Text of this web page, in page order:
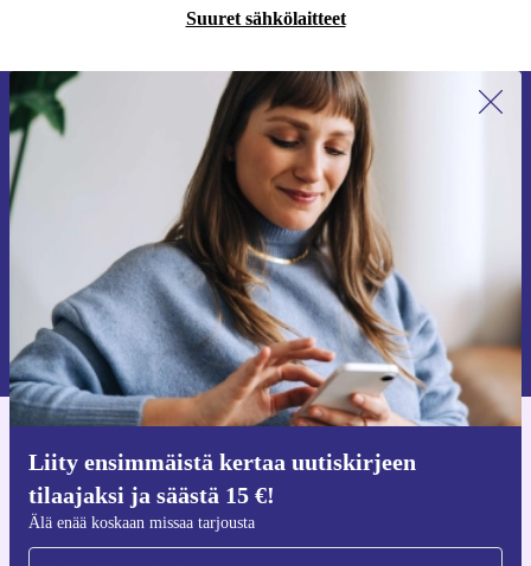
Suuret sähkölaitteet
Liity ensimmäistä kertaa uutiskirjeen
tilaajaksi ja säästä 15 €!
Älä enää koskaan missaa tarjousta
Liity ensimmäistä kertaa uutiskirjeen
tilaajaksi ja säästä 15 €!
Älä missaa enää yhtäkään tarjousta.
Pyydä etukuponki
Lisätietoja henkilötietojen käytöstä löydättietosuojaselosteestamme.
iOS:lle ja Androidille